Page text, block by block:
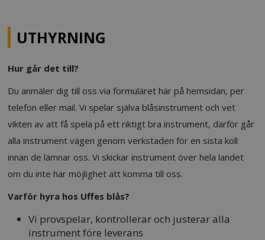
UTHYRNING
Hur går det till?
Du anmäler dig till oss via formuläret här på hemsidan, per
telefon eller mail. Vi spelar själva blåsinstrument och vet
vikten av att få spela på ett riktigt bra instrument, därför går
alla instrument vägen genom verkstaden för en sista koll
innan de lämnar oss. Vi skickar instrument över hela landet
om du inte har möjlighet att komma till oss.
Varför hyra hos Uffes blås?
Vi provspelar, kontrollerar och justerar alla
instrument före leverans